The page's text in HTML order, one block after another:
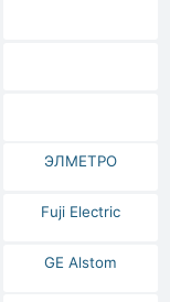
ЭЛМЕТРО
Fuji Electric
GE Alstom